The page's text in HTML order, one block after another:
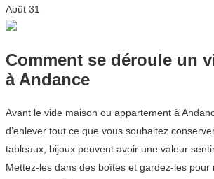
Août 31
Comment se déroule un
à Andance
Avant le vide maison ou appartement à
d’enlever tout ce que vous souhaitez
tableaux, bijoux peuvent avoir une valeur
Mettez-les dans des boîtes et gardez-les pour